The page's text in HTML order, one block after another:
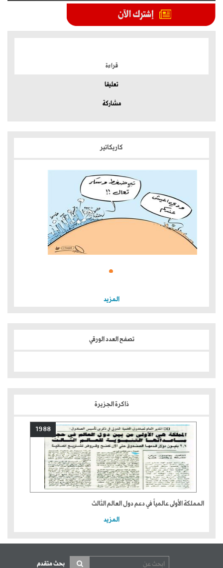
قراءة
تعليقا
مشاركة
كاريكاتير
المزيد
تصفح العدد الورقي
ذاكرة الجزيرة
1988
المملكة الأولى عالمياً في دعم دول العالم الثالث
المزيد
بحث متقدم